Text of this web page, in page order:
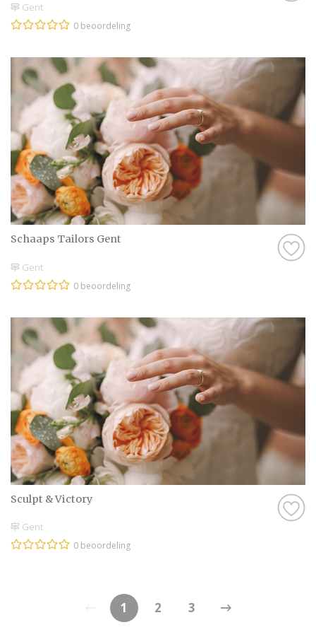
Gent
0 beoordeling
Schaaps Tailors Gent
Gent
0 beoordeling
Sculpt & Victory
Gent
0 beoordeling
1 2 3